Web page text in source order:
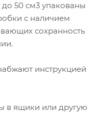
50 см3 упакованы
с наличием
сохранность
инструкцией
в ящики или другую